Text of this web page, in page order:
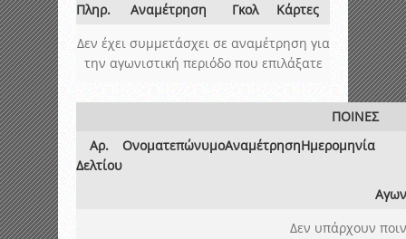
Πληρ.
Αναμέτρηση Γκολ
Κάρτες
Δεν έχει συμμετάσχει σε αναμέτρηση για
την αγωνιστική περιόδο που επιλάξατε
ΠΟΙΝΕΣ
Αρ.
Δελτίου
ΟνοματεπώνυμοΑναμέτρησηΗμερομηνία
Δεν υπάρχουν